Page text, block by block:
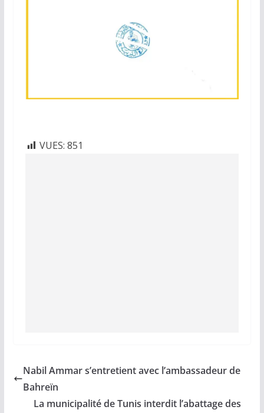
VUES: 851
Nabil Ammar s’entretient avec l’ambassadeur de
Bahreïn
La municipalité de Tunis interdit l’abattage des